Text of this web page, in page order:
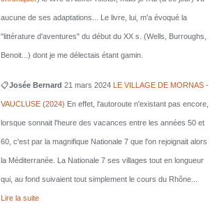
aucune de ses adaptations... Le livre, lui, m'a évoqué la
"littérature d'aventures" du début du XX s. (Wells, Burroughs,
Benoit...) dont je me délectais étant gamin.
📋Josée Bernard 21 mars 2024 LE VILLAGE DE MORNAS -
VAUCLUSE (2024) En effet, l'autoroute n'existant pas encore,
lorsque sonnait l'heure des vacances entre les années 50 et
60, c'est par la magnifique Nationale 7 que l'on rejoignait alors
la Méditerranée. La Nationale 7 ses villages tout en longueur
qui, au fond suivaient tout simplement le cours du Rhône...
Lire la suite